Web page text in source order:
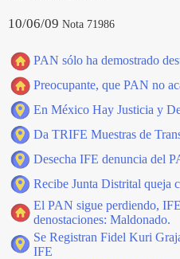
10/06/09 Nota 71986
PAN sólo ha demostrado
Preocupante, que PAN no
En México Hay Justicia y
Da TRIFE Muestras de
Desecha IFE denuncia del
Recibe Junta Distrital queja
El PAN sigue perdiendo,
denostaciones: Maldonado.
Se Registran Fidel Kuri
IFE